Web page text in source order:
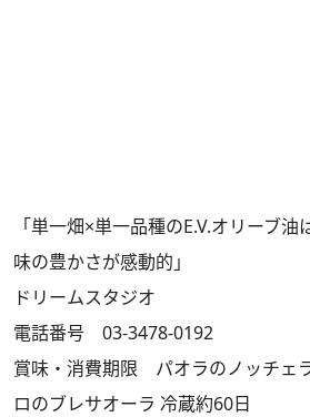
「単一畑×単一品種のE.V.オリーブ
味の豊かさが感動的」
ドリームスタジオ
電話番号 03-3478-0192
賞味・消費期限 パオラのノッチェ
ロのブレサオーラ 冷蔵約60日